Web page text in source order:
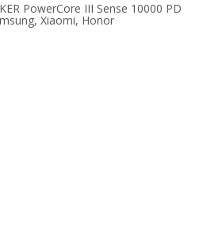
PowerCore III Sense 10000 PD
Xiaomi, Honor